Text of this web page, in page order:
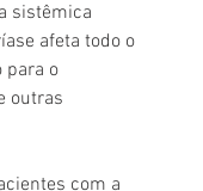
sistêmica
afeta todo o
para o
outras
com a